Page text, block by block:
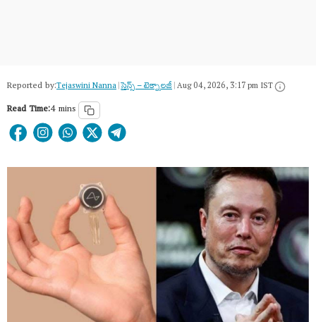
Reported by:Tejaswini Nanna|సైన్స్​ – టెక్నాలజీ|Aug 04, 2026, 3:17 pm IST
Read Time:4 mins